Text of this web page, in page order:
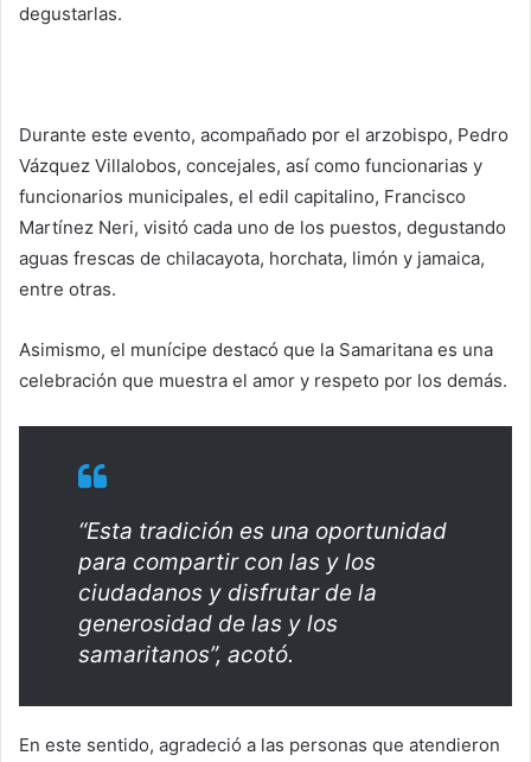
degustarlas.
Durante este evento, acompañado por el arzobispo, Pedro
Vázquez Villalobos, concejales, así como funcionarias y
funcionarios municipales, el edil capitalino, Francisco
Martínez Neri, visitó cada uno de los puestos, degustando
aguas frescas de chilacayota, horchata, limón y jamaica,
entre otras.
Asimismo, el munícipe destacó que la Samaritana es una
celebración que muestra el amor y respeto por los demás.
“Esta tradición es una oportunidad
para compartir con las y los
ciudadanos y disfrutar de la
generosidad de las y los
samaritanos”, acotó.
En este sentido, agradeció a las personas que atendieron